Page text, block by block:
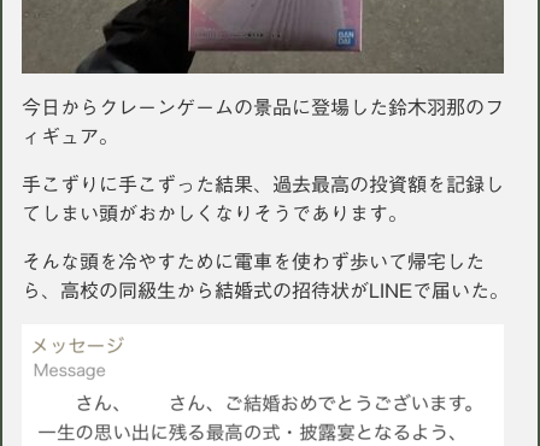
今日からクレーンゲームの景品に登場した鈴木羽那のフ
ィギュア。
手こずりに手こずった結果、過去最高の投資額を記録し
てしまい頭がおかしくなりそうであります。
そんな頭を冷やすために電車を使わず歩いて帰宅した
ら、高校の同級生から結婚式の招待状がLINEで届いた。